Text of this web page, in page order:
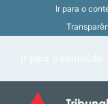
Ir para o